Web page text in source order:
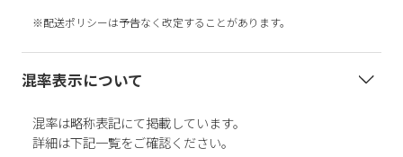
※配送ポリシーは予告なく改定することがあります。
混率表示について
混率は略称表記にて掲載しています。
詳細は下記一覧をご確認ください。